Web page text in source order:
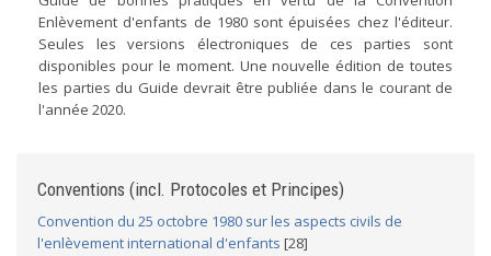
Enlèvement d'enfants de 1980 sont épuisées chez l'éditeur.
Seules les versions électroniques de ces parties sont
disponibles pour le moment. Une nouvelle édition de toutes
les parties du Guide devrait être publiée dans le courant de
l'année 2020.
Conventions (incl. Protocoles et Principes)
Convention du 25 octobre 1980 sur les aspects civils de
l'enlèvement international d'enfants [28]